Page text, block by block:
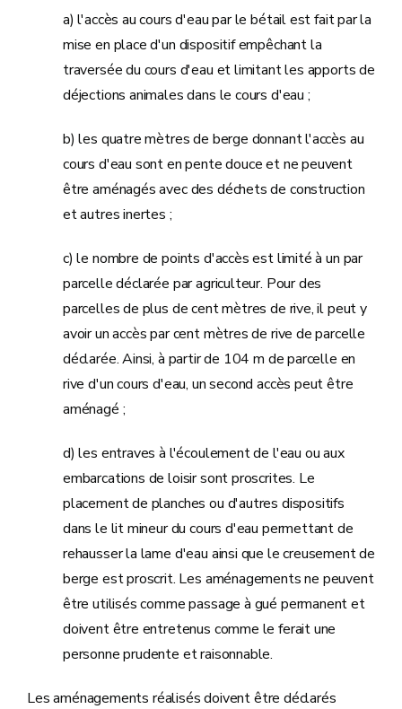
a) l'accès au cours d'eau par le bétail est fait par la
mise en place d'un dispositif empêchant la
traversée du cours d'eau et limitant les apports de
déjections animales dans le cours d'eau ;
b) les quatre mètres de berge donnant l'accès au
cours d'eau sont en pente douce et ne peuvent
être aménagés avec des déchets de construction
et autres inertes ;
c) le nombre de points d'accès est limité à un par
parcelle déclarée par agriculteur. Pour des
parcelles de plus de cent mètres de rive, il peut y
avoir un accès par cent mètres de rive de parcelle
déclarée. Ainsi, à partir de 104 m de parcelle en
rive d'un cours d'eau, un second accès peut être
aménagé ;
d) les entraves à l'écoulement de l'eau ou aux
embarcations de loisir sont proscrites. Le
placement de planches ou d'autres dispositifs
dans le lit mineur du cours d'eau permettant de
rehausser la lame d'eau ainsi que le creusement de
berge est proscrit. Les aménagements ne peuvent
être utilisés comme passage à gué permanent et
doivent être entretenus comme le ferait une
personne prudente et raisonnable.
Les aménagements réalisés doivent être déclarés